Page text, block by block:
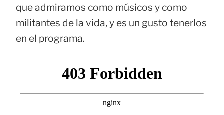
que admiramos como músicos y como
militantes de la vida, y es un gusto tenerlos
en el programa.